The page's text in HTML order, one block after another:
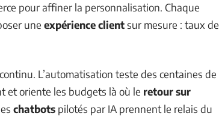
pour affiner la personnalisation. Chaque
une expérience clientsur mesure : taux de
L’automatisation teste des centaines de
et oriente les budgets là où le retour sur
chatbots pilotés par IA prennent le relais du